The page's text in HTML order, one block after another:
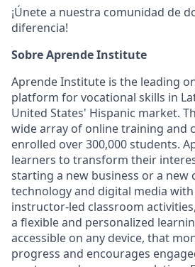
¡Únete a nuestra comunidad de
diferencia!
Sobre Aprende Institute
Aprende Institute is the leading
platform for vocational skills in
United States' Hispanic market.
wide array of online training and
enrolled over 300,000 students.
learners to transform their
starting a new business or a new
technology and digital media
instructor-led classroom
a flexible and personalized
accessible on any device, that
progress and encourages